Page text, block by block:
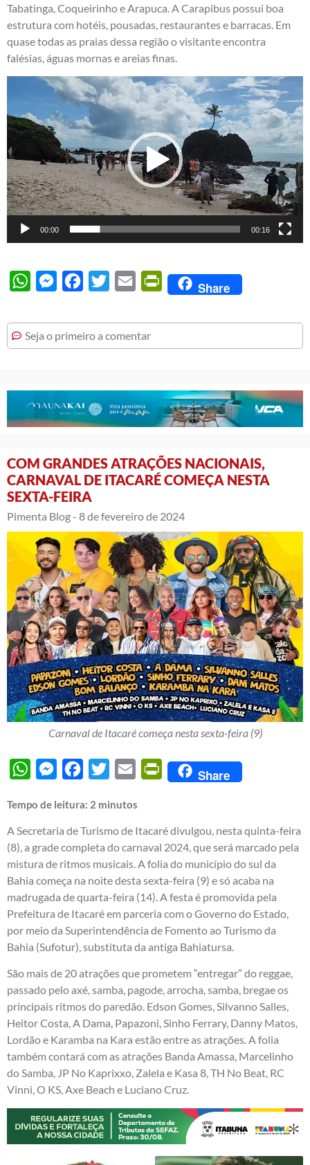
Tabatinga, Coqueirinho e Arapuca. A Carapibus possui boa
estrutura com hotéis, pousadas, restaurantes e barracas. Em
quase todas as praias dessa região o visitante encontra
falésias, águas mornas e areias finas.
Tocador
vídeo
00:00 00:16
WhatsAppMessengerFacebook
Twitter Email PrintFriendly
Share
Seja o primeiro a comentar
COM GRANDES ATRAÇÕES NACIONAIS,
CARNAVAL DE ITACARÉ COMEÇA NESTA
SEXTA-FEIRA
Pimenta Blog - 8 de fevereiro de 2024
Carnaval de Itacaré começa nesta sexta-feira (9)
WhatsAppMessengerFacebook
Twitter Email PrintFriendly
Share
Tempo de leitura: 2 minutos
A Secretaria de Turismo de Itacaré divulgou, nesta quinta-feira
(8), a grade completa do carnaval 2024, que será marcado pela
mistura de ritmos musicais. A folia do município do sul da
Bahia começa na noite desta sexta-feira (9) e só acaba na
madrugada de quarta-feira (14). A festa é promovida pela
Prefeitura de Itacaré em parceria com o Governo do Estado,
por meio da Superintendência de Fomento ao Turismo da
Bahia (Sufotur), substituta da antiga Bahiatursa.
São mais de 20 atrações que prometem “entregar” do reggae,
passado pelo axé, samba, pagode, arrocha, samba, bregae os
principais ritmos do paredão. Edson Gomes, Silvanno Salles,
Heitor Costa, A Dama, Papazoni, Sinho Ferrary, Danny Matos,
Lordão e Karamba na Kara estão entre as atrações. A folia
também contará com as atrações Banda Amassa, Marcelinho
do Samba, JP No Kaprixxo, Zalela e Kasa 8, TH No Beat, RC
Vinni, O KS, Axe Beach e Luciano Cruz.